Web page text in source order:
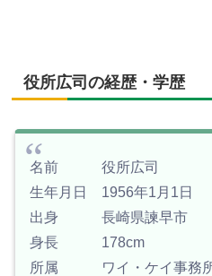
役所広司の経歴・学歴
名前 役所広司
生年月日 1956年1月1日
出身 長崎県諫早市
身長 178cm
所属 ワイ・ケイ事務